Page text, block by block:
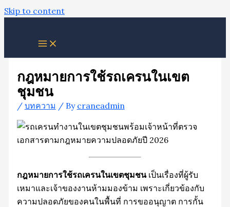
Skip to content
กฎหมายการใช้รถเครนในเขต
ชุมชน
/ บทความ / By craneadmin
กฎหมายการใช้รถเครนในเขตชุมชนเป็นเรื่องที่ผู้รับ
เหมาและเจ้าของงานห้ามมองข้าม เพราะเกี่ยวข้องกับ
ความปลอดภัยของคนในพื้นที่ การขออนุญาต การกั้น